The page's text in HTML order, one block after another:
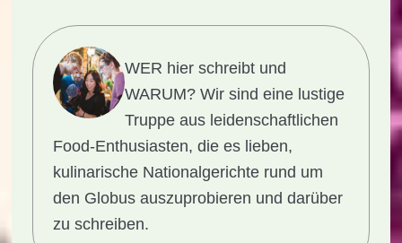
WER hier schreibt und
WARUM? Wir sind eine lustige
Truppe aus leidenschaftlichen
Food-Enthusiasten, die es lieben,
kulinarische Nationalgerichte rund um
den Globus auszuprobieren und darüber
zu schreiben.